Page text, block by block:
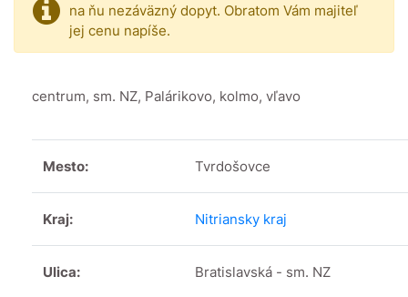
na ňu nezáväzný dopyt. Obratom Vám majiteľ
jej cenu napíše.
centrum, sm. NZ, Palárikovo, kolmo, vľavo
Mesto: Tvrdošovce
Kraj: Nitriansky kraj
Ulica: Bratislavská - sm. NZ